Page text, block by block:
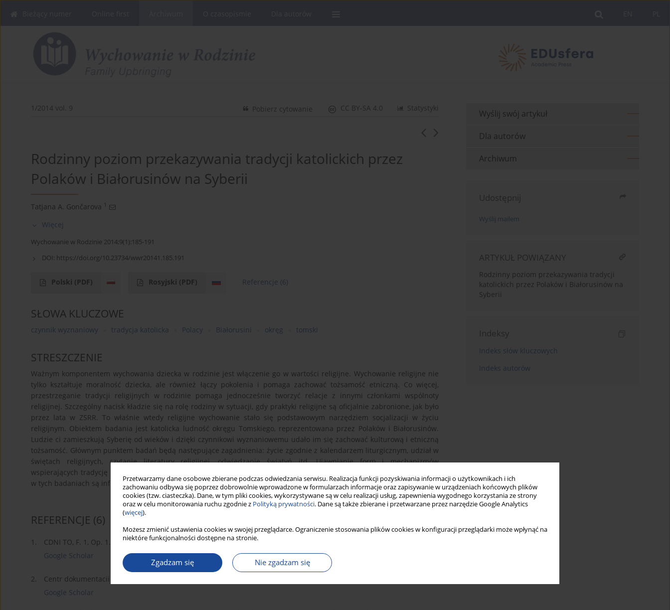
Przetwarzamy dane osobowe zbierane podczas odwiedzania serwisu. Realizacja funkcji pozyskiwania informacji o użytkownikach i ich
zachowaniu odbywa się poprzez dobrowolnie wprowadzone w formularzach informacje oraz zapisywanie w urządzeniach końcowych plików
cookies (tzw. ciasteczka). Dane, w tym pliki cookies, wykorzystywane są w celu realizacji usług, zapewnienia wygodnego korzystania ze strony
oraz w celu monitorowania ruchu zgodnie z Polityką prywatności. Dane są także zbierane i przetwarzane przez narzędzie Google Analytics
(więcej).
Możesz zmienić ustawienia cookies w swojej przeglądarce. Ograniczenie stosowania plików cookies w konfiguracji przeglądarki może wpłynąć na
niektóre funkcjonalności dostępne na stronie.
Zgadzam się Nie zgadzam się
1/2014 vol. 9 Statystyki
CC BY-SA 4.0
Pobierz cytowanie
Rodzinny poziom przekazywania tradycji katolickich przez
Polaków i Białorusinów na Syberii
Tatjana A. Gončarova 1
Więcej
Wychowanie w Rodzinie 2014;9(1):185-191
DOI: https://doi.org/10.23734/wwr20141.185.191
Polski (PDF) Rosyjski (PDF) Referencje (6)
SŁOWA KLUCZOWE
czynnik wyznaniowy tradycja katolicka Polacy Białorusini okręg tomski
STRESZCZENIE
Ważnym komponentem wychowania dziecka w rodzinie jest włączenie go w wartości religijne. Wychowanie religijne nie
tylko kształtuje moralność dziecka, ale również łączy pokolenia i pomaga zachować tożsamość etniczną. Co więcej,
przestrzeganie tradycji religijnych w rodzinie pomaga jednocześnie tworzyć relacje z innymi członkami wspólnoty
religijnej. Szczególny nacisk kładzie się na rolę rodziny w sytuacji, gdy praktyki religijne są oficjalnie zabronione, jak było
przez lata w ZSRR. To właśnie wtedy religijne wychowanie stało się podstawowym narzędziem socjalizacji w życiu
religijnym. Obiektem badania jest katolicka ludność okręgu Tomskiego, reprezentowana przez Polaków i Białorusinów.
Ludzie ci zamieszkują Syberię od wieków i dzięki czynnikowi wyznaniowemu udało im się zachować kulturową i etniczną
tożsamość. Głównym punktem badań będą następujące zagadnienia: życie zgodnie z kalendarzem liturgicznym, udział w
świętach religijnych, czytanie literatury religijnej, odwiedzanie świątyń itd. Ujawnianie form i mechanizmów
wspierających tradycję katolicką w rodzinie wymaga badań nad źródłami prywatnymi i ustnymi. Podstawowymi źródłami
w tych badaniach są informacje, które autor artykułu otrzymał od Polaków i Białorusinów w okręgu tomskim.
REFERENCJE (6)
1.
CDNI TO, F. 1, Op. 1., D. 1549, L. 179.
Google Scholar
2.
Centr dokumentacii novejš ej istorii Tomskoj oblasti (CDNI TO), F. 1 Op. 1. D. 1550. L. 11.
Google Scholar
Wyślij swój artykuł
Dla autorów
Archiwum
Udostępnij
Wyślij mailem
ARTYKUŁ POWIĄZANY
Rodzinny poziom przekazywania tradycji
katolickich przez Polaków i Białorusinów na
Syberii
Indeksy
Indeks słów kluczowych
Indeks autorów